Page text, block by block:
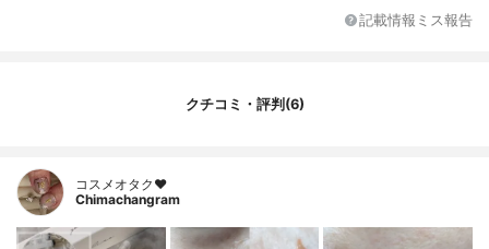
記載情報ミス報告
クチコミ・評判(6)
コスメオタク♥︎
Chimachangram